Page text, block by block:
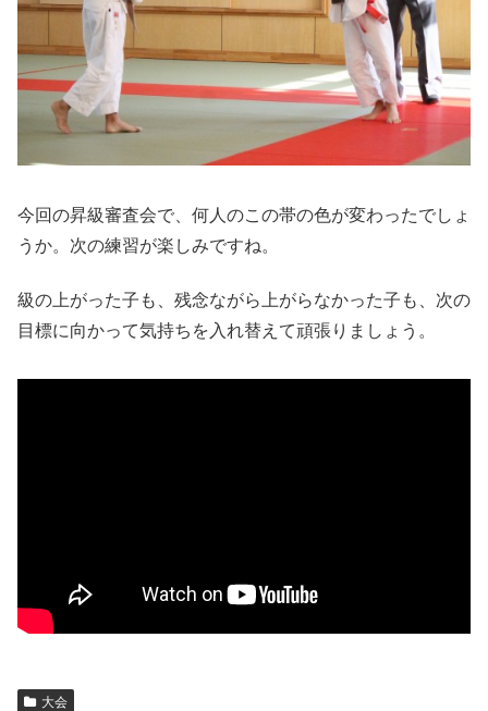
今回の昇級審査会で、何人のこの帯の色が変わったでしょ
うか。次の練習が楽しみですね。
級の上がった子も、残念ながら上がらなかった子も、次の
目標に向かって気持ちを入れ替えて頑張りましょう。
大会